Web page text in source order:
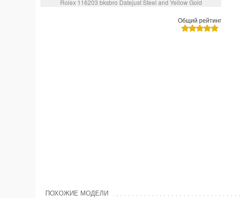
Rolex 116203 bksbro Datejust Steel and Yellow Gold
Общий рейтинг
ПОХОЖИЕ МОДЕЛИ